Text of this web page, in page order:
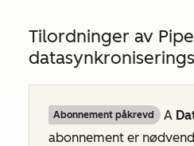
Tilordninger av
Abonnement påkrevd A
abonnement er